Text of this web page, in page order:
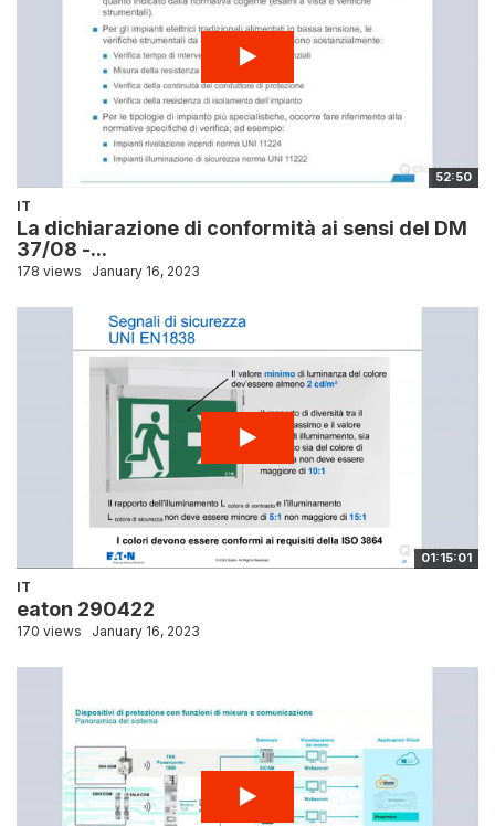
52:50
IT
La dichiarazione di conformità ai sensi del DM
37/08 -...
178 views January 16, 2023
01:15:01
IT
eaton 290422
170 views January 16, 2023